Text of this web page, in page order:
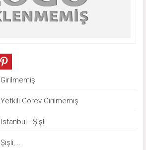
Girilmemiş
Yetkili Görev Girilmemiş
İstanbul - Şişli
Şişli, ..